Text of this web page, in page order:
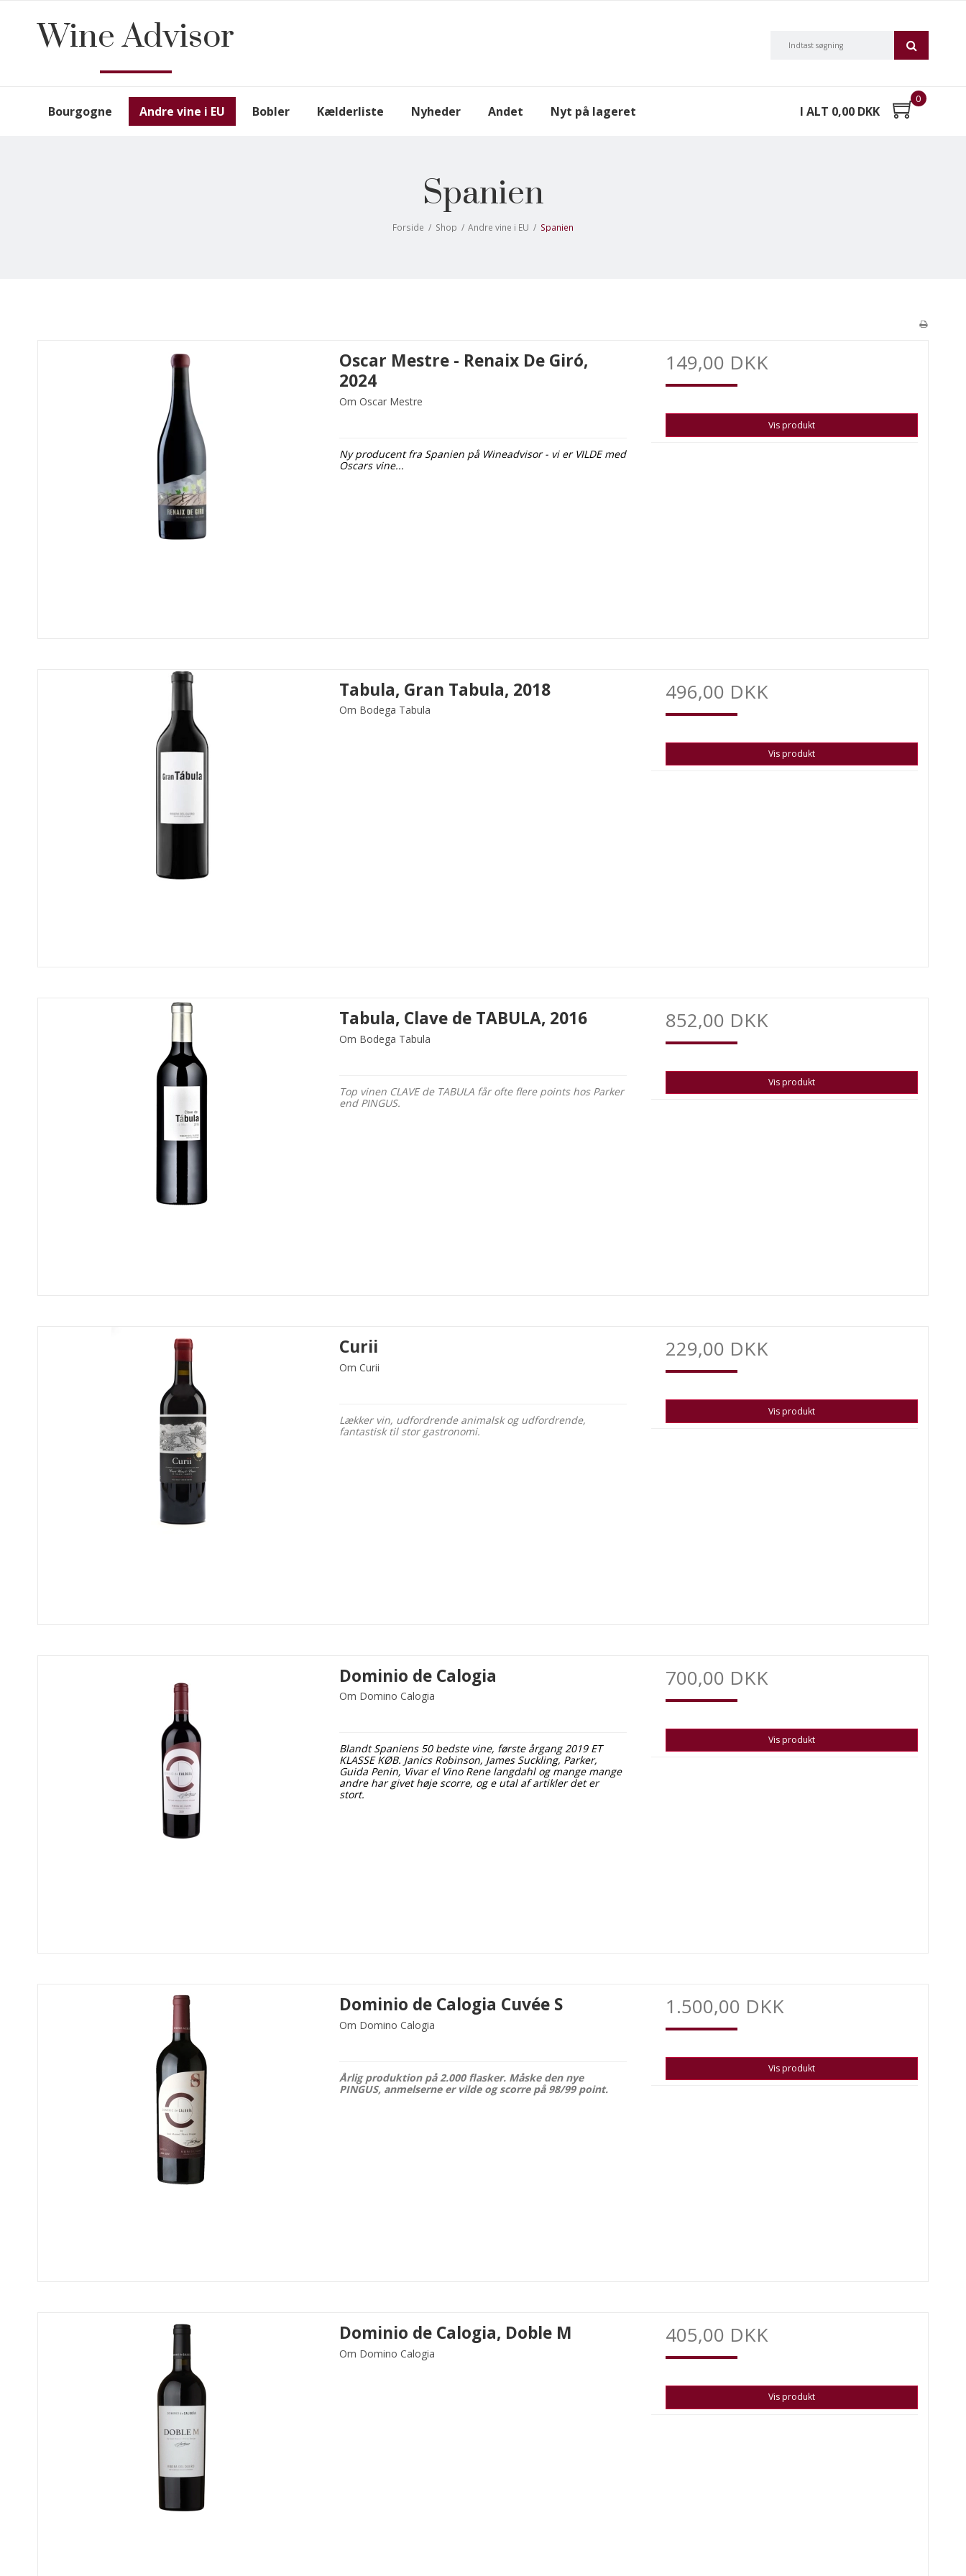
Wine Advisor
Bourgogne Andre vine i EU Bobler Kælderliste Nyheder Andet Nyt på lageret I ALT 0,00 DKK
0
Spanien
Forside / Shop / Andre vine i EU / Spanien
Oscar Mestre - Renaix De Giró,
2024
Om Oscar Mestre
Ny producent fra Spanien på Wineadvisor - vi er VILDE med
Oscars vine...
149,00 DKK
Vis produkt
Tabula, Gran Tabula, 2018
Om Bodega Tabula
496,00 DKK
Vis produkt
Tabula, Clave de TABULA, 2016
Om Bodega Tabula
Top vinen CLAVE de TABULA får ofte flere points hos Parker
end PINGUS.
852,00 DKK
Vis produkt
Curii
Om Curii
Lækker vin, udfordrende animalsk og udfordrende,
fantastisk til stor gastronomi.
229,00 DKK
Vis produkt
Dominio de Calogia
Om Domino Calogia
Blandt Spaniens 50 bedste vine, første årgang 2019 ET
KLASSE KØB. Janics Robinson, James Suckling, Parker,
Guida Penin, Vivar el Vino Rene langdahl og mange mange
andre har givet høje scorre, og e utal af artikler det er
stort.
700,00 DKK
Vis produkt
Dominio de Calogia Cuvée S
Om Domino Calogia
Årlig produktion på 2.000 flasker. Måske den nye
PINGUS, anmelserne er vilde og scorre på 98/99 point.
1.500,00 DKK
Vis produkt
Dominio de Calogia, Doble M
Om Domino Calogia
405,00 DKK
Vis produkt